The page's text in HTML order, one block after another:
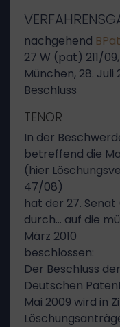
nachgehend
27 W (pat) 211/
München, 28. Juli
Beschluss
TENOR
In der
betreffend die
(hier
47/08)
hat der 27.
durch… auf die
März 2010
beschlossen:
Der Beschluss
Deutschen
Mai 2009 wird in